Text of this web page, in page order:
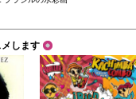
します